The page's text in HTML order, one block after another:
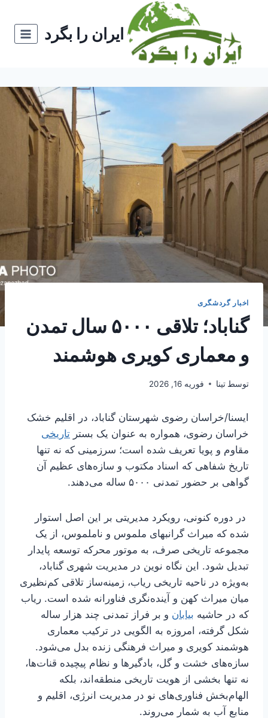
ایران را بگرد
اخبار گردشگری
گناباد؛ تلاقی ۵۰۰۰ سال تمدن
و معماری کویری هوشمند
توسط تینا فوریه 16, 2026
ایسنا/خراسان رضوی شهرستان گناباد، در اقلیم خشک
خراسان رضوی، همواره به عنوان یک بستر تاریخی
مقاوم و پویا تعریف شده است؛ سرزمینی که نه تنها
تاریخ شفاهی که اسناد مکتوب و سازه‌های عظیم آن
گواهی بر حضور تمدنی ۵۰۰۰ ساله می‌دهند.
در دوره کنونی، رویکرد مدیریتی بر این اصل استوار
شده که میراث گرانبهای ملموس و ناملموس، از یک
مجموعه تاریخی صرف، به موتور محرکه توسعه پایدار
تبدیل شود. این نگاه نوین در مدیریت شهری گناباد،
به‌ویژه در ناحیه تاریخی ریاب، زمینه‌ساز تلاقی کم‌نظیری
میان میراث کهن و آینده‌نگری فناورانه شده است. ریاب
که در حاشیه بیابان و بر فراز تمدنی چند هزار ساله
شکل گرفته، امروزه به الگویی در ترکیب معماری
هوشمند کویری و میراث فرهنگی زنده بدل می‌شود.
سازه‌های خشت و گل، بادگیرها و نظام پیچیده قنات‌ها،
نه‌ تنها بخشی از هویت تاریخی منطقه‌اند، بلکه
الهام‌بخش فناوری‌های نو در مدیریت انرژی، اقلیم و
منابع آب به شمار می‌روند.